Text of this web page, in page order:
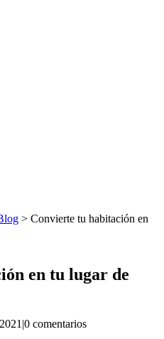
> Convierte tu habitación en
en tu lugar de
|0 comentarios